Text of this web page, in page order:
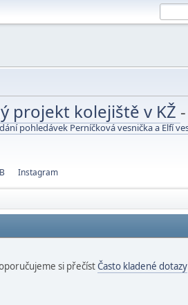
projekt kolejiště v KŽ -
pohledávek Perníčková vesnička a Elfí
Instagram
si přečístČasto kladené dotazy